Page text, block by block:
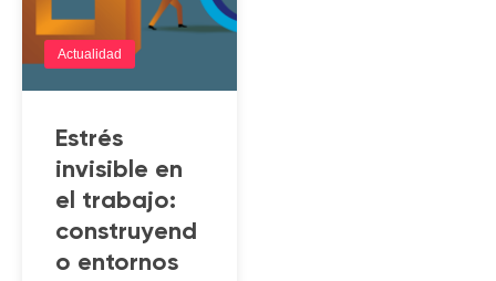
Actualidad
Estrés
invisible en
el trabajo:
construyend
o entornos